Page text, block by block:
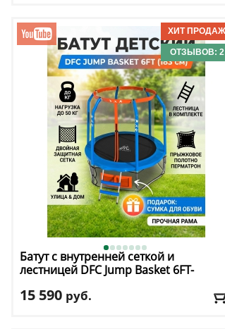
Макс. нагрузка
Максимальный вес пользователя: 80 кг
Размер, футы: 8
Доставка:БЕСПЛАТНО, 2-3 дня
ОТЗЫВОВ: 2
Батут с внутренней сеткой и
лестницей DFCJump Basket 6FT-
15 590 руб.